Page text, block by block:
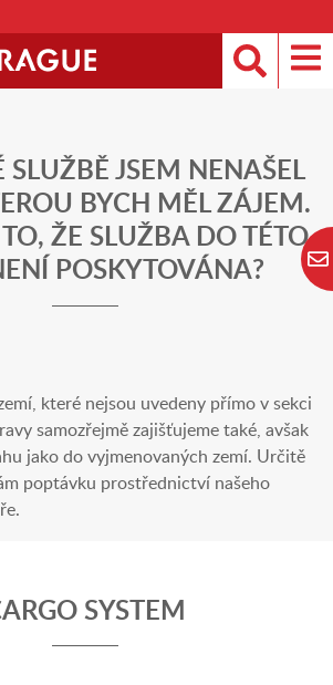
SLUŽBĚ JSEM NENAŠEL
BYCH MĚL ZÁJEM.
ŽE SLUŽBA DO TÉTO
POSKYTOVÁNA?
které nejsou uvedeny přímo v sekci
samozřejmě zajišťujeme také, avšak
jako do vyjmenovaných zemí. Určitě
poptávku prostřednictví našeho
SYSTEM